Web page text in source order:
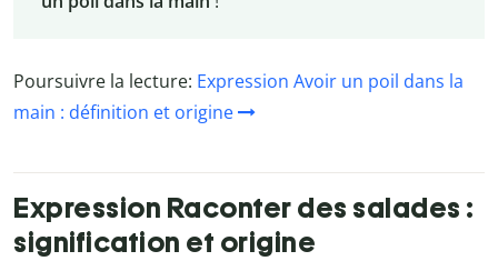
Poursuivre la lecture: Expression Avoir un poil dans la
main : définition et origine
Expression Raconter des salades :
signification et origine